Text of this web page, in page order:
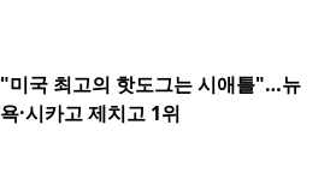
"미국 최고의 핫도그는 시애틀"…뉴
욕·시카고 제치고 1위